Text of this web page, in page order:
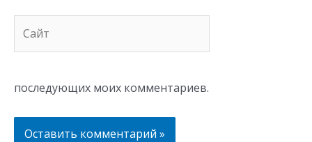
последующих моих комментариев.